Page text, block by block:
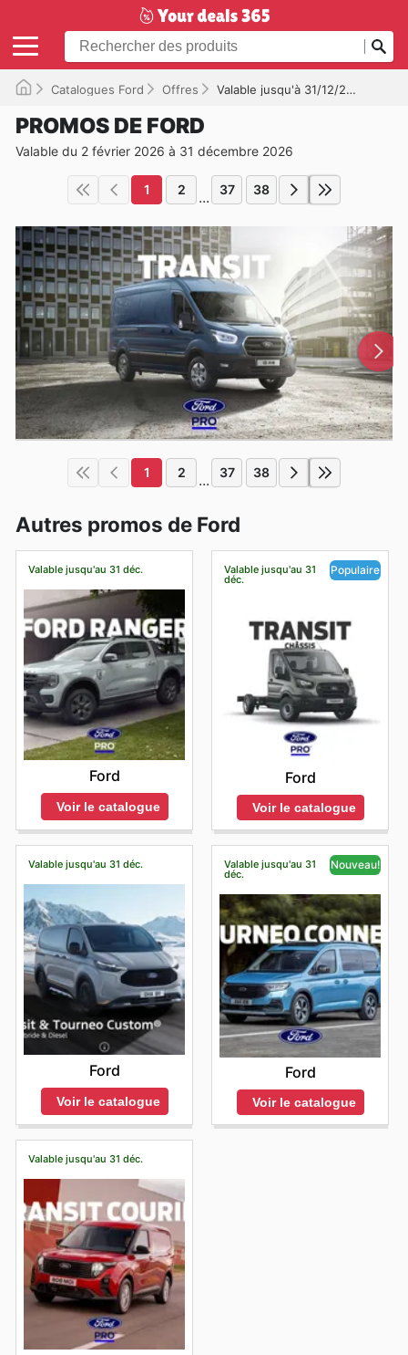
Catalogues Ford Offres Valable jusqu'à 31/12/2026
PROMOS DE FORD
Valable du 2 février 2026 à 31 décembre 2026
1 2 ... 37 38
1 2 ... 37 38
Autres promos de Ford
Valable jusqu'au 31 déc.
Ford
Voir le catalogue
Valable jusqu'au 31
déc.
Populaire
Ford
Voir le catalogue
Valable jusqu'au 31 déc.
Ford
Voir le catalogue
Valable jusqu'au 31
déc.
Nouveau!
Ford
Voir le catalogue
Valable jusqu'au 31 déc.